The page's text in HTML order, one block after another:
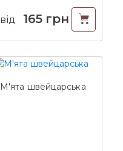
від 165 грн
М'ята швейцарська